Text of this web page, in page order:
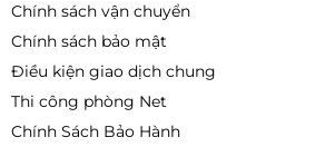
Chính sách vận chuyển
Chính sách bảo mật
Điều kiện giao dịch chung
Thi công phòng Net
Chính Sách Bảo Hành